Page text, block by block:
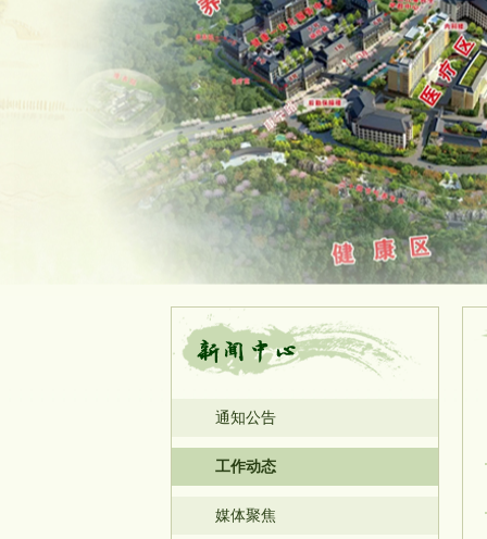
通知公告
工作动态
媒体聚焦